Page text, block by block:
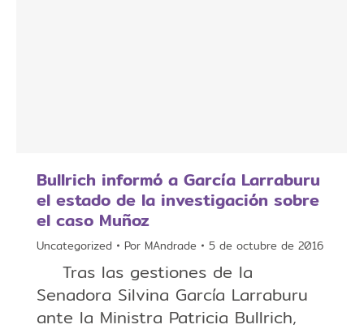
Bullrich informó a García Larraburu
el estado de la investigación sobre
el caso Muñoz
Uncategorized Por MAndrade 5 de octubre de 2016
Tras las gestiones de la
Senadora Silvina García Larraburu
ante la Ministra Patricia Bullrich,